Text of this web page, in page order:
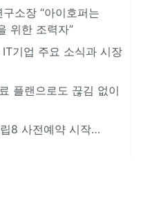
소장 “아이호퍼는
위한 조력자”
기업 주요 소식과 시장
플랜으로도 끊김 없이
8 사전예약 시작…